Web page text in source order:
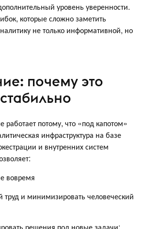
уровень уверенности.
которые сложно заметить
не только информативной, но
почему это
потому, что «под капотом»
инфраструктура на базе
и внутренних систем
вовремя
труд и минимизировать человеческий
решения под новые задачи;